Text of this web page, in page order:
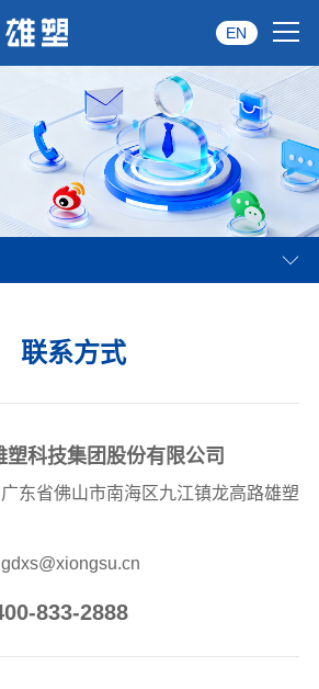
EN
联系方式
塑科技集团股份有限公司
东省佛山市南海区九江镇龙高路雄塑
833-2888